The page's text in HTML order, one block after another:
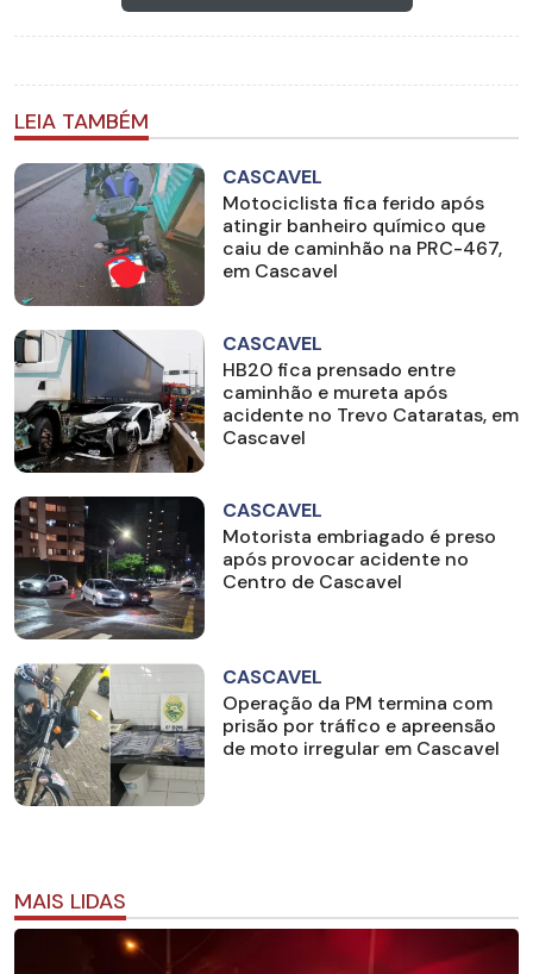
LEIA TAMBÉM
CASCAVEL
Motociclista fica ferido após
atingir banheiro químico que
caiu de caminhão na PRC-467,
em Cascavel
CASCAVEL
HB20 fica prensado entre
caminhão e mureta após
acidente no Trevo Cataratas, em
Cascavel
CASCAVEL
Motorista embriagado é preso
após provocar acidente no
Centro de Cascavel
CASCAVEL
Operação da PM termina com
prisão por tráfico e apreensão
de moto irregular em Cascavel
MAIS LIDAS